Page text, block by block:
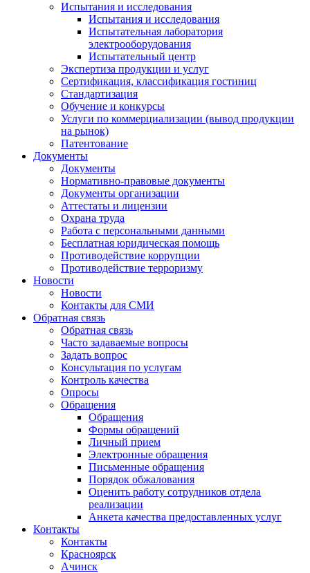
Испытания и исследования
Испытания и исследования
Испытательная лаборатория
электрооборудования
Испытательный центр
Экспертиза продукции и услуг
Сертификация, классификация гостиниц
Стандартизация
Обучение и конкурсы
Услуги по коммерциализации (вывод продукции
на рынок)
Патентование
Документы
Документы
Нормативно-правовые документы
Документы организации
Аттестаты и лицензии
Охрана труда
Работа с персональными данными
Бесплатная юридическая помощь
Противодействие коррупции
Противодействие терроризму
Новости
Новости
Контакты для СМИ
Обратная связь
Обратная связь
Часто задаваемые вопросы
Задать вопрос
Консультация по услугам
Контроль качества
Опросы
Обращения
Обращения
Формы обращений
Личный прием
Электронные обращения
Письменные обращения
Порядок обжалования
Оценить работу сотрудников отдела
реализации
Анкета качества предоставленных услуг
Контакты
Контакты
Красноярск
Ачинск